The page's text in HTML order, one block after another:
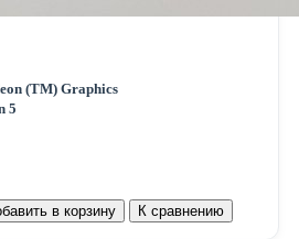
(TM) Graphics
5
в корзину К сравнению